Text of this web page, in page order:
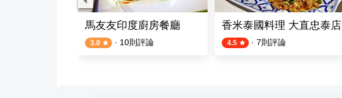
馬友友印度廚房餐廳
3.0 · 10則評論
香米泰國料理 大直忠泰店
4.5 · 7則評論